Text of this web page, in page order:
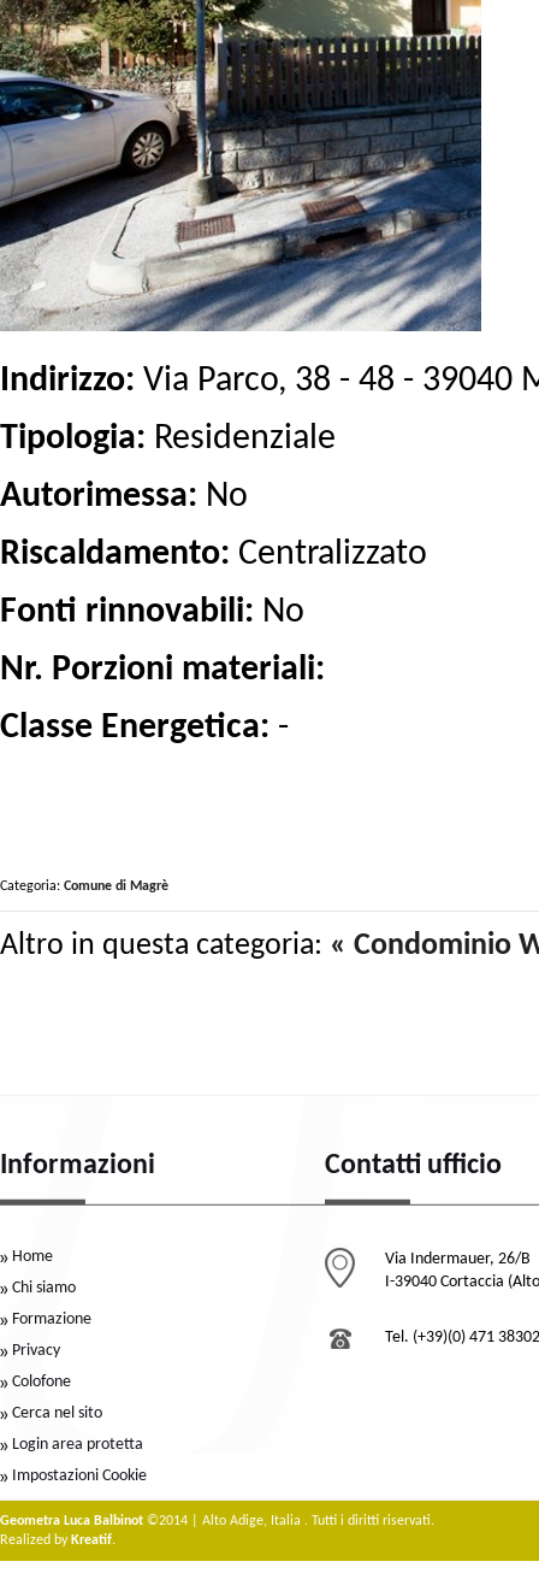
Indirizzo: Via Parco, 38 - 48 - 39040
Tipologia: Residenziale
Autorimessa: No
Riscaldamento: Centralizzato
Fonti rinnovabili: No
Nr. Porzioni materiali:
Classe Energetica: -
Categoria: Comune di Magrè
Altro in questa categoria: « Condominio
Informazioni
Home
Chi siamo
Formazione
Privacy
Colofone
Cerca nel sito
Login area protetta
Impostazioni Cookie
Contatti ufficio
Via Indermauer, 26/B
I-39040 Cortaccia
Tel. (+39)(0) 471
Geometra Luca Balbinot ©2014 | Alto Adige, Italia . Tutti i diritti riservati.
Realized by Kreatif.